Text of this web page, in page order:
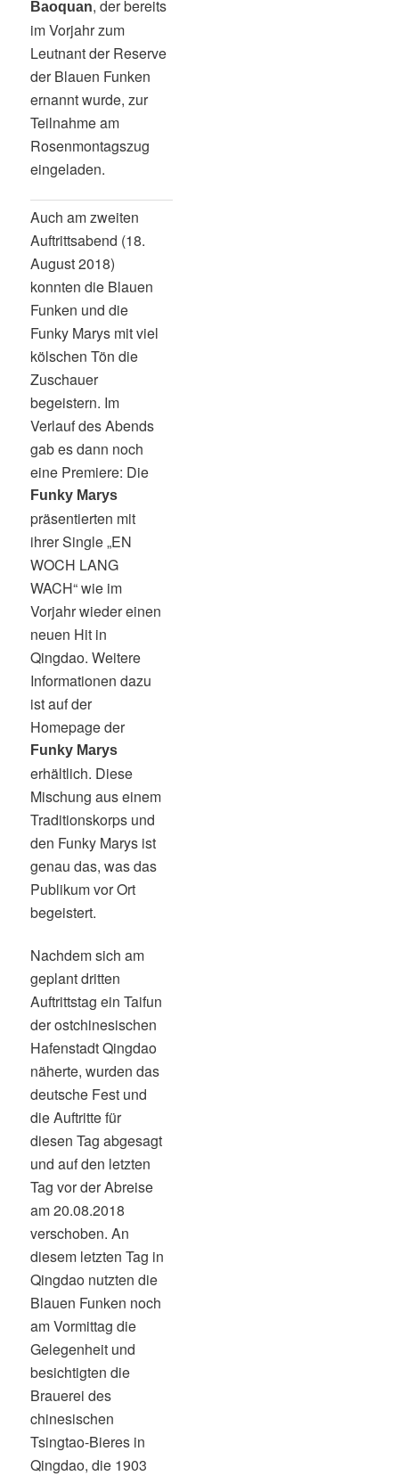
Baoquan, der bereits
im Vorjahr zum
Leutnant der Reserve
der Blauen Funken
ernannt wurde, zur
Teilnahme am
Rosenmontagszug
eingeladen.
Auch am zweiten
Auftrittsabend (18.
August 2018)
konnten die Blauen
Funken und die
Funky Marys mit viel
kölschen Tön die
Zuschauer
begeistern. Im
Verlauf des Abends
gab es dann noch
eine Premiere: Die
Funky Marys
präsentierten mit
ihrer Single „EN
WOCH LANG
WACH“ wie im
Vorjahr wieder einen
neuen Hit in
Qingdao. Weitere
Informationen dazu
ist auf der
Homepage der
Funky Marys
erhältlich. Diese
Mischung aus einem
Traditionskorps und
den Funky Marys ist
genau das, was das
Publikum vor Ort
begeistert.
Nachdem sich am
geplant dritten
Auftrittstag ein Taifun
der ostchinesischen
Hafenstadt Qingdao
näherte, wurden das
deutsche Fest und
die Auftritte für
diesen Tag abgesagt
und auf den letzten
Tag vor der Abreise
am 20.08.2018
verschoben. An
diesem letzten Tag in
Qingdao nutzten die
Blauen Funken noch
am Vormittag die
Gelegenheit und
besichtigten die
Brauerei des
chinesischen
Tsingtao-Bieres in
Qingdao, die 1903